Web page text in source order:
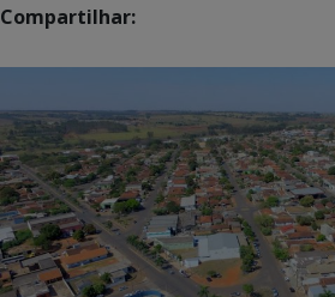
Compartilhar: